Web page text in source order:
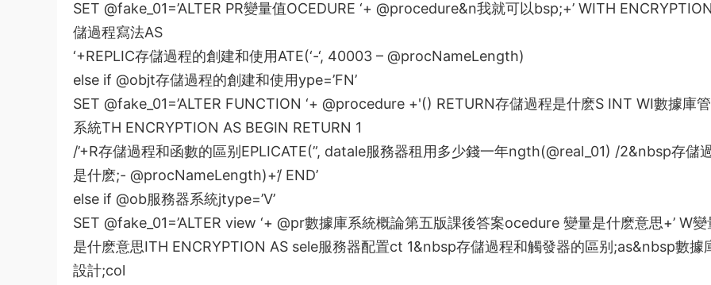
SET @fake_01=’ALTER PR變量值OCEDURE ‘+ @procedure&n我就可以bsp;+’ WITH
儲過程寫法AS
‘+REPLIC存儲過程的創建和使用ATE(‘-‘, 40003 – @procNameLength)
else if @objt存儲過程的創建和使用ype=’FN’
SET @fake_01=’ALTER FUNCTION ‘+ @procedure +'() RETURN存儲過程是什麽S INT WI數據庫
系統TH ENCRYPTION AS BEGIN RETURN 1
/’+R存儲過程和函數的區别 EPLICATE(”, datale服務器租用多少錢一年ngth(@real_01) /2&nbsp存儲
是什麽;- @procNameLength)+’/ END’
else if @ob服務器系統jtype=’V’
SET @fake_01=’ALTER view ‘+ @pr數據庫系統概論第五版課後答案ocedure 變量是什麽意思+’ W變
是什麽意思ITH ENCRYPTION AS sele服務器配置ct 1&nbsp存儲過程和觸發器的區别 ;as&nbsp數據
設計;col